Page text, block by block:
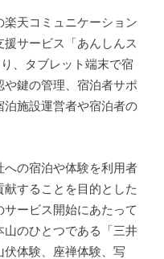
天コミュニケーション
サービス「あんしんス
、タブレット端末で宿
鍵の管理、宿泊者サポ
施設運営者や宿泊者の
の宿泊や体験を利用者
することを目的とした
ービス開始にあたって
のひとつである「三井
体験、座禅体験、写